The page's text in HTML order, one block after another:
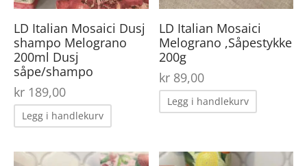
LD Italian Mosaici Dusj
shampo Melograno
200ml Dusj
såpe/shampo
kr 189,00
Legg i handlekurv
LD Italian Mosaici
Melograno ,Såpestykke
200g
kr89,00
Legg i handlekurv